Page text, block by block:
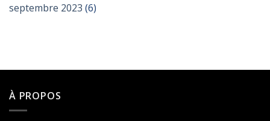
septembre 2023 (6)
À PROPOS